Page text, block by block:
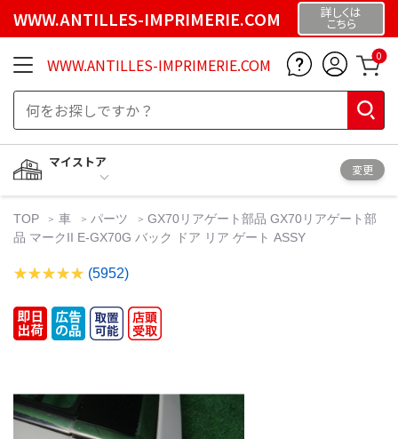
WWW.ANTILLES-IMPRIMERIE.COM 詳しくは
こちら
WWW.ANTILLES-IMPRIMERIE.COM 0
マイストア
変更
TOP 車 パーツ
GX70リアゲート部品 GX70リアゲート部
品 マークII E-GX70G バック ドア リア ゲート ASSY
(5952)